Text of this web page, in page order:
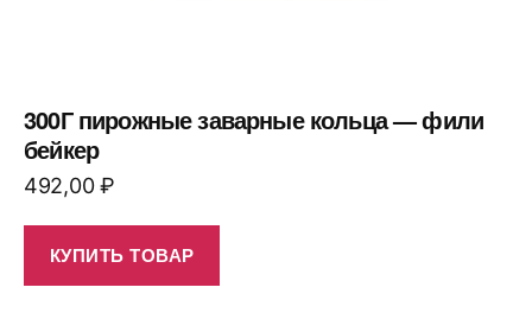
300Г пирожные заварные кольца — фили
бейкер
492,00₽
КУПИТЬ ТОВАР